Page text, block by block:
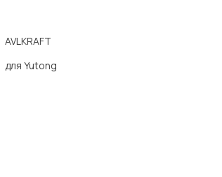
AVLKRAFT
для Yutong